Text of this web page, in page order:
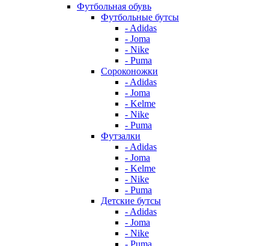
Футбольная обувь
Футбольные бутсы
- Adidas
- Joma
- Nike
- Puma
Сороконожки
- Adidas
- Joma
- Kelme
- Nike
- Puma
Футзалки
- Adidas
- Joma
- Kelme
- Nike
- Puma
Детские бутсы
- Adidas
- Joma
- Nike
- Puma